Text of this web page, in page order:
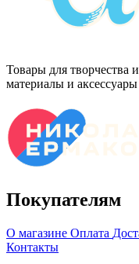
Товары для творчества
материалы и
Покупателям
О магазине Оплата
Контакты